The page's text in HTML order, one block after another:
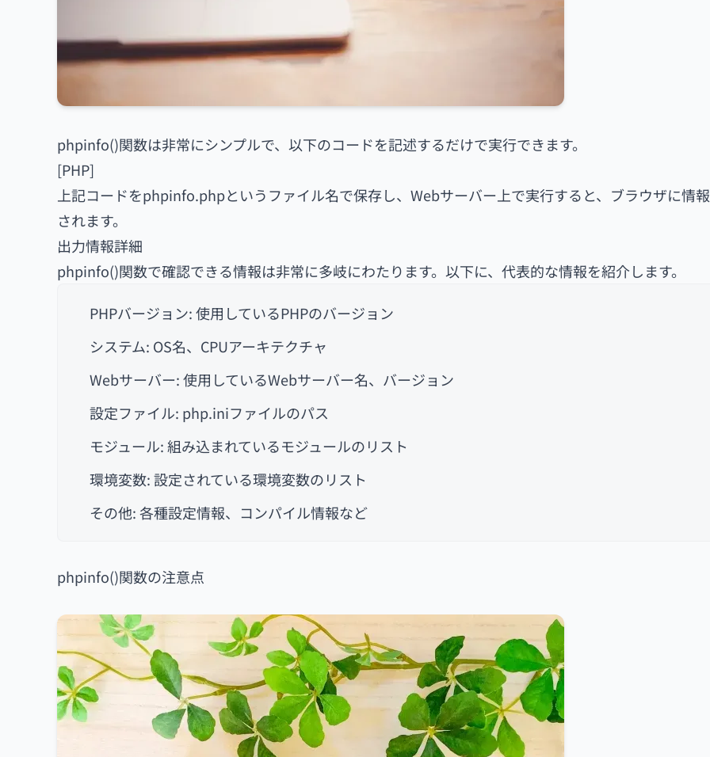
phpinfo()関数は非常にシンプルで、以下のコードを記述するだけで実行できます。
[PHP]
上記コードをphpinfo.phpというファイル名で保存し、Webサーバー上で実行すると、ブラウザに情
されます。
出力情報詳細
phpinfo()関数で確認できる情報は非常に多岐にわたります。以下に、代表的な情報を紹介します。
PHPバージョン: 使用しているPHPのバージョン
システム: OS名、CPUアーキテクチャ
Webサーバー: 使用しているWebサーバー名、バージョン
設定ファイル: php.iniファイルのパス
モジュール: 組み込まれているモジュールのリスト
環境変数: 設定されている環境変数のリスト
その他: 各種設定情報、コンパイル情報など
phpinfo()関数の注意点